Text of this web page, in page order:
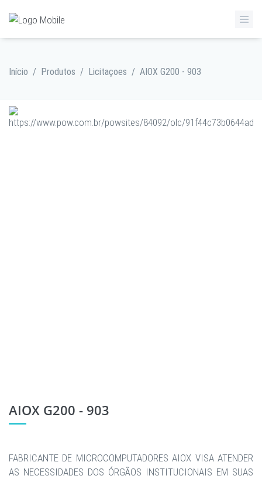
Início / Produtos / Licitaçoes / AIOX G200 - 903
AIOX G200 - 903
FABRICANTE DE MICROCOMPUTADORES AIOX VISA ATENDER
AS NECESSIDADES DOS ÓRGÃOS INSTITUCIONAIS EM SUAS